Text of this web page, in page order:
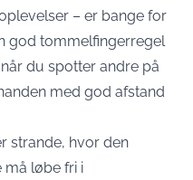
– er bange for
god tommelfingerregel
du spotter andre på
med god afstand
strande, hvor den
må løbe fri i